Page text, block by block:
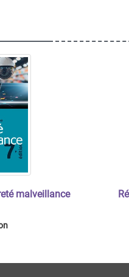
malveillance